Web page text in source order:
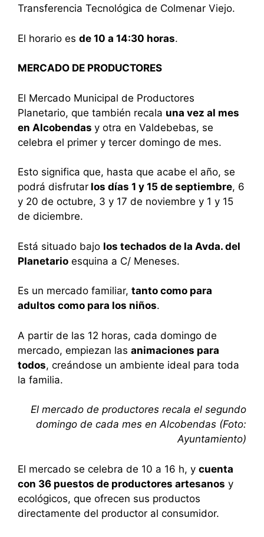
Transferencia Tecnológica de Colmenar Viejo.
El horario es de 10 a 14:30 horas.
MERCADO DE PRODUCTORES
El Mercado Municipal de Productores
Planetario, que también recala una vez al mes
en Alcobendas y otra en Valdebebas, se
celebra el primer y tercer domingo de mes.
Esto significa que, hasta que acabe el año, se
podrá disfrutar los días 1 y 15 de septiembre, 6
y 20 de octubre, 3 y 17 de noviembre y 1 y 15
de diciembre.
Está situado bajo los techados de la Avda. del
Planetario esquina a C/ Meneses.
Es un mercado familiar, tanto como para
adultos como para los niños.
A partir de las 12 horas, cada domingo de
mercado, empiezan las animaciones para
todos, creándose un ambiente ideal para toda
la familia.
El mercado de productores recala el segundo
domingo de cada mes en Alcobendas (Foto:
Ayuntamiento)
El mercado se celebra de 10 a 16 h, y cuenta
con 36 puestos de productores artesanos y
ecológicos, que ofrecen sus productos
directamente del productor al consumidor.